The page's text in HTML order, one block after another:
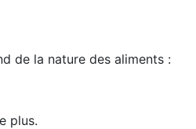
de la nature des aliments :
plus.